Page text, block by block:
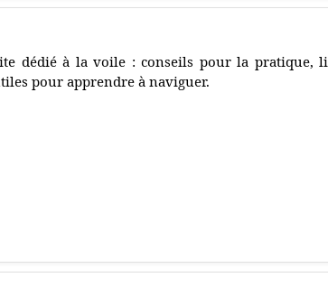
dédié à la voile : conseils pour la pratique,
pour apprendre à naviguer.